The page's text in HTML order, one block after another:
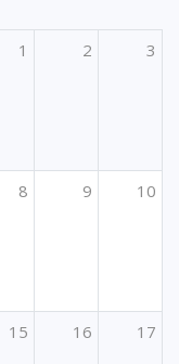
1 2 3
8 9 10
15 16 17